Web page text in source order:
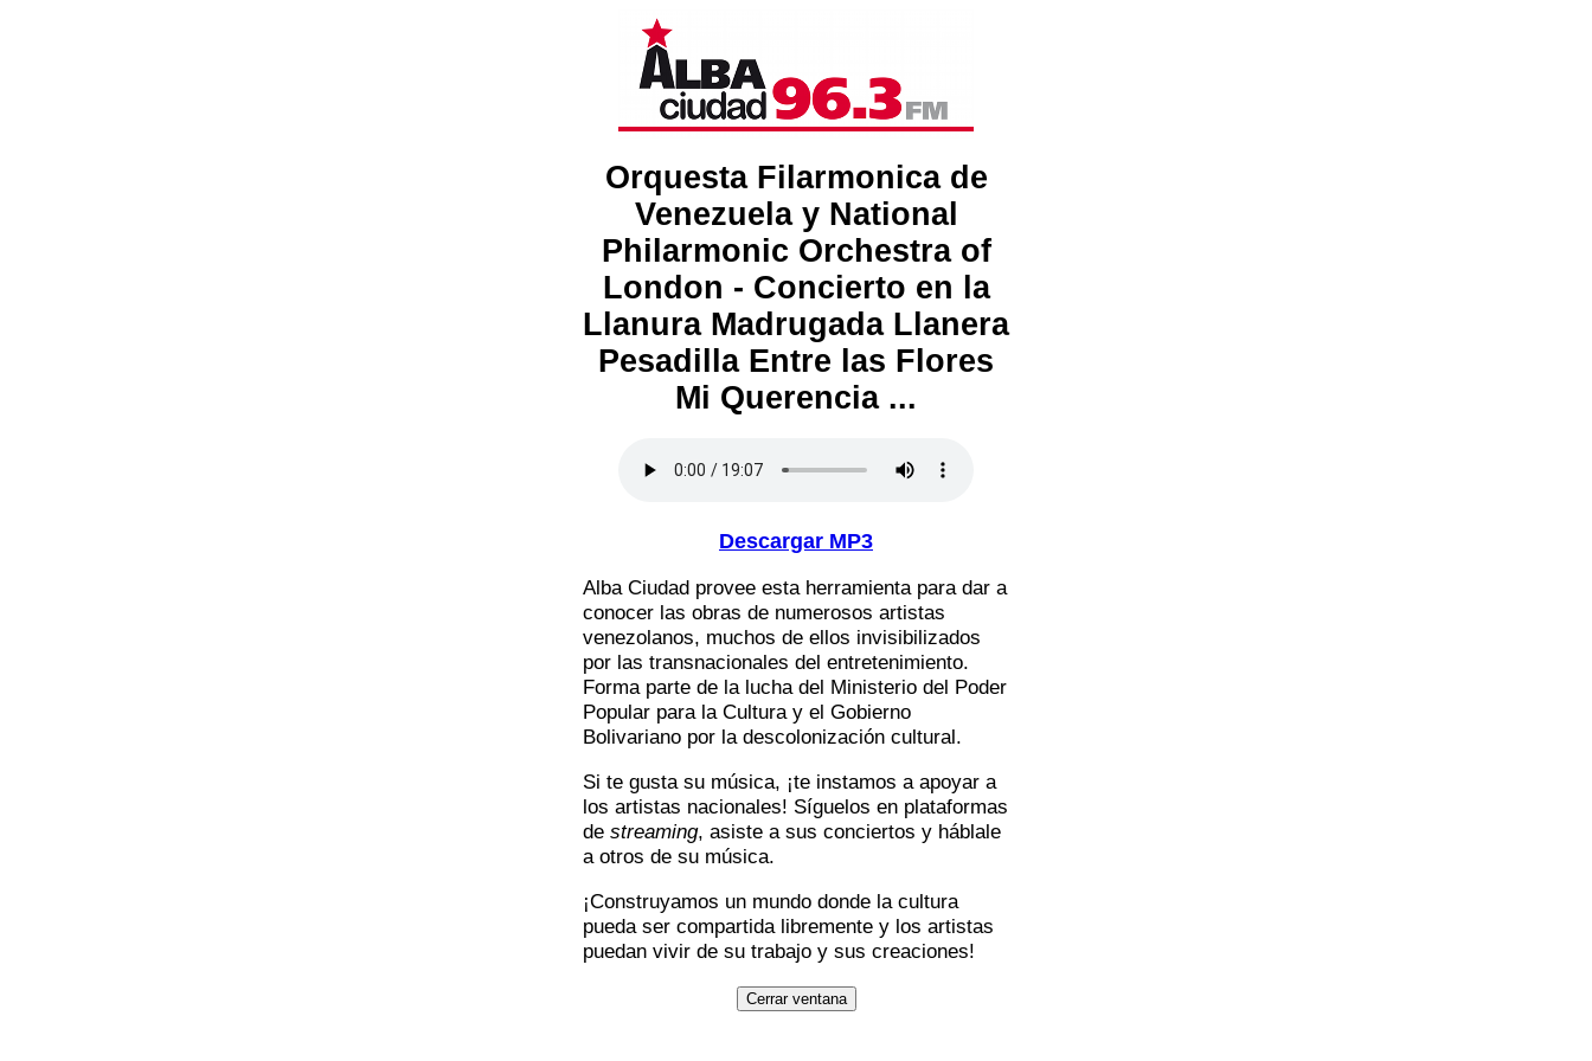
Orquesta Filarmonica de
Venezuela y National
Philarmonic Orchestra of
London - Concierto en la
Llanura Madrugada Llanera
Pesadilla Entre las Flores
Mi Querencia ...
Descargar MP3
Alba Ciudad provee esta herramienta para dar a
conocer las obras de numerosos artistas
venezolanos, muchos de ellos invisibilizados
por las transnacionales del entretenimiento.
Forma parte de la lucha del Ministerio del Poder
Popular para la Cultura y el Gobierno
Bolivariano por la descolonización cultural.
Si te gusta su música, ¡te instamos a apoyar a
los artistas nacionales! Síguelos en plataformas
de streaming, asiste a sus conciertos y háblale
a otros de su música.
¡Construyamos un mundo donde la cultura
pueda ser compartida libremente y los artistas
puedan vivir de su trabajo y sus creaciones!